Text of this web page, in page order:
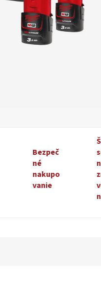
Bezpeč
né
nakupo
vanie